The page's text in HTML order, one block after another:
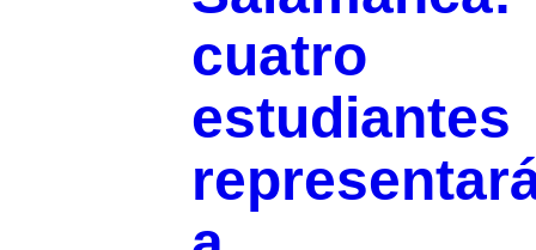
cuatro
estudiantes